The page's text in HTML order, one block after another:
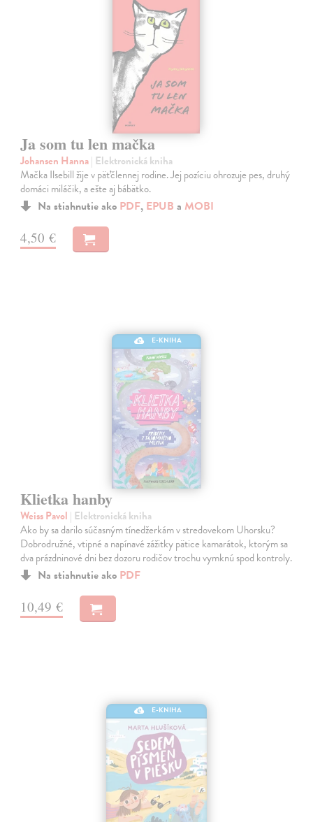
Ja som tu len mačka
Johansen Hanna| Elektronická kniha
Mačka Ilsebill žije v päťčlennej rodine. Jej pozíciu ohrozuje pes, druhý
domáci miláčik, a ešte aj bábätko.
Na stiahnutie ako PDF, EPUB a MOBI
4,50 €
E-KNIHA
Klietka hanby
Weiss Pavol | Elektronická kniha
Ako by sa darilo súčasným tínedžerkám v stredovekom Uhorsku?
Dobrodružné, vtipné a napínavé zážitky pätice kamarátok, ktorým sa
dva prázdninové dni bez dozoru rodičov trochu vymknú spod kontroly.
Na stiahnutie ako PDF
10,49 €
E-KNIHA